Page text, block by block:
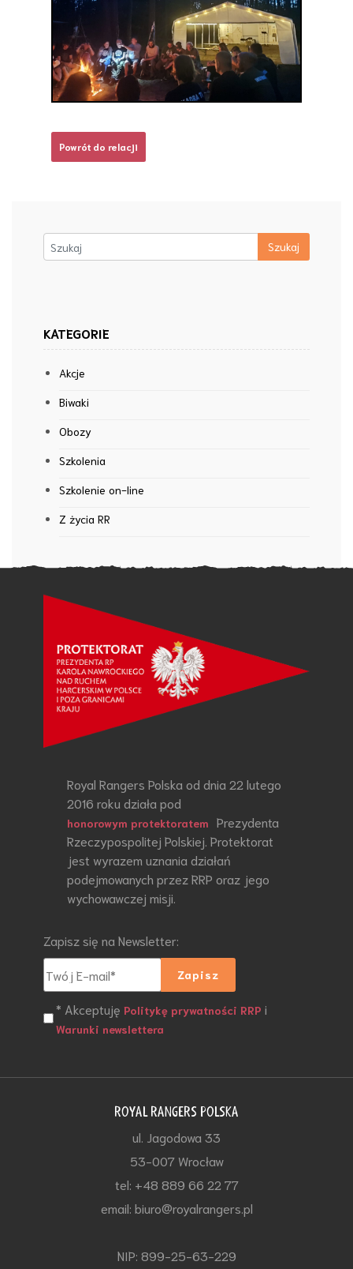
Powrót do relacji
KATEGORIE
Akcje
Biwaki
Obozy
Szkolenia
Szkolenie on-line
Z życia RR
Royal Rangers Polska od dnia 22 lutego
2016 roku działa pod
honorowym protektoratem
Prezydenta
Rzeczypospolitej Polskiej. Protektorat
jest wyrazem uznania działań
podejmowanych przez RRP oraz jego
wychowawczej misji.
Zapisz się na Newsletter:
* AkceptujęPolitykę prywatności RRP i
Warunki newslettera
ROYAL RANGERS POLSKA
ul. Jagodowa 33
53-007 Wrocław
tel: +48 889 66 22 77
email: biuro@royalrangers.pl
NIP: 899-25-63-229